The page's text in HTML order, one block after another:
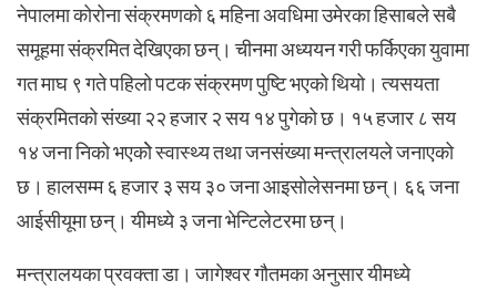
नेपालमा कोरोना संक्रमणको ६ महिना अवधिमा उमेरका हिसाबले सबै
समूहमा संक्रमित देखिएका छन्। चीनमा अध्ययन गरी फर्किएका युवामा
गत माघ ९ गते पहिलो पटक संक्रमण पुष्टि भएको थियो। त्यसयता
संक्रमितको संख्या २२ हजार २ सय १४ पुगेको छ। १५ हजार ८ सय
१४ जना निको भएकोे स्वास्थ्य तथा जनसंख्या मन्त्रालयले जनाएको
छ। हालसम्म ६ हजार ३ सय ३० जना आइसोलेसनमा छन्। ६६ जना
आईसीयूमा छन्। यीमध्ये ३ जना भेन्टिलेटरमा छन्।
मन्त्रालयका प्रवक्ता डा। जागेश्वर गौतमका अनुसार यीमध्ये